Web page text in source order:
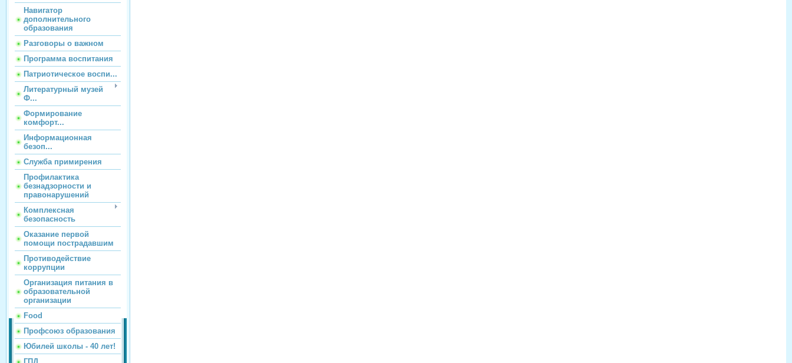
Навигатор
дополнительного
образования
Разговоры о важном
Программа воспитания
Патриотическое воспи...
Литературный музей
Ф...
Формирование
комфорт...
Информационная
безоп...
Служба примирения
Профилактика
безнадзорности и
правонарушений
Комплексная
безопасность
Оказание первой
помощи пострадавшим
Противодействие
коррупции
Организация питания в
образовательной
организации
Food
Профсоюз образования
Юбилей школы - 40 лет!